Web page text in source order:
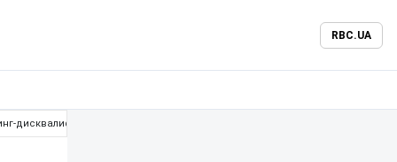
RBC.UA
дисквалификацию Мудрика